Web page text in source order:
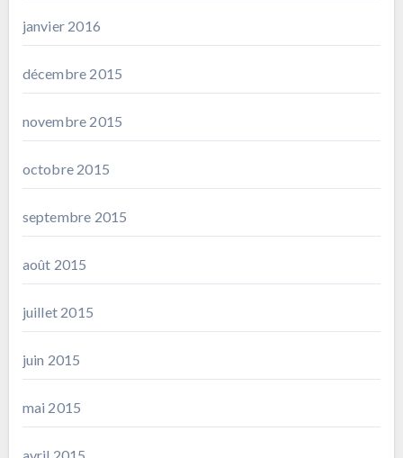
janvier 2016
décembre 2015
novembre 2015
octobre 2015
septembre 2015
août 2015
juillet 2015
juin 2015
mai 2015